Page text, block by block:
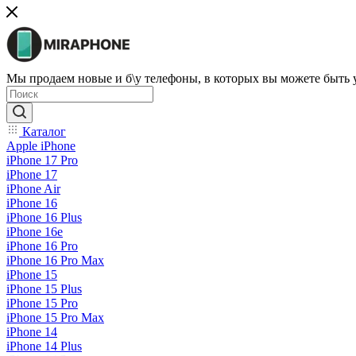
Мы продаем новые и б\у телефоны, в которых вы можете быть
Каталог
Apple iPhone
iPhone 17 Pro
iPhone 17
iPhone Air
iPhone 16
iPhone 16 Plus
iPhone 16e
iPhone 16 Pro
iPhone 16 Pro Max
iPhone 15
iPhone 15 Plus
iPhone 15 Pro
iPhone 15 Pro Max
iPhone 14
iPhone 14 Plus